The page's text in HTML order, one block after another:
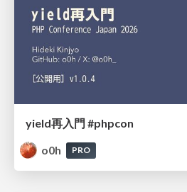
yield再入門 #phpcon
o0h
PRO